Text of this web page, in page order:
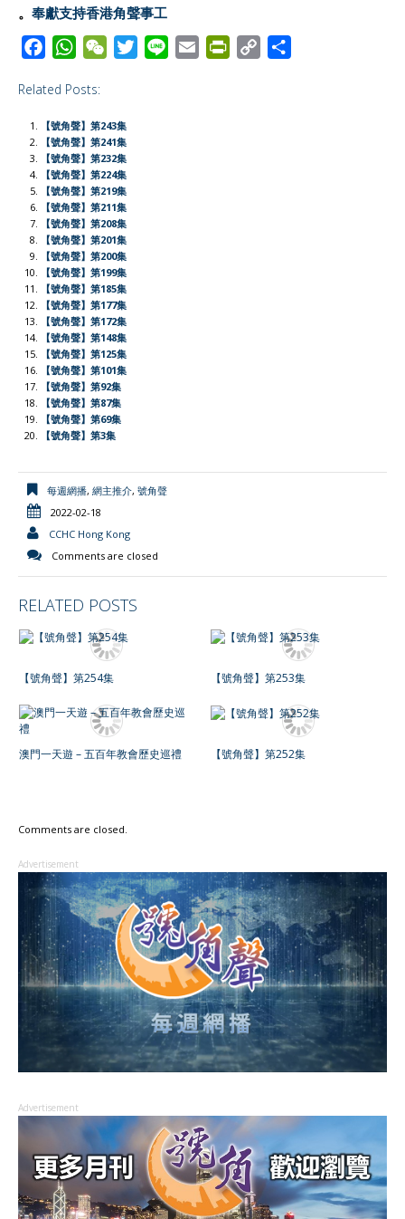
。 奉獻支持香港角聲事工
c
e
b
o
o
k
W
a
t
s
A
p
p
W
h
a
t
Related Posts:
【號角聲】第243集
【號角聲】第241集
【號角聲】第232集
【號角聲】第224集
【號角聲】第219集
【號角聲】第211集
【號角聲】第208集
【號角聲】第201集
【號角聲】第200集
【號角聲】第199集
【號角聲】第185集
【號角聲】第177集
【號角聲】第172集
【號角聲】第148集
【號角聲】第125集
【號角聲】第101集
【號角聲】第92集
【號角聲】第87集
【號角聲】第69集
【號角聲】第3集
每週網播, 網主推介, 號角聲
2022-02-18
CCHC Hong Kong
Comments are closed
RELATED POSTS
【號角聲】第254集 【號角聲】第253集
澳門一天遊 – 五百年教會歷史巡禮 【號角聲】第252集
Comments are closed.
Advertisement
Advertisement